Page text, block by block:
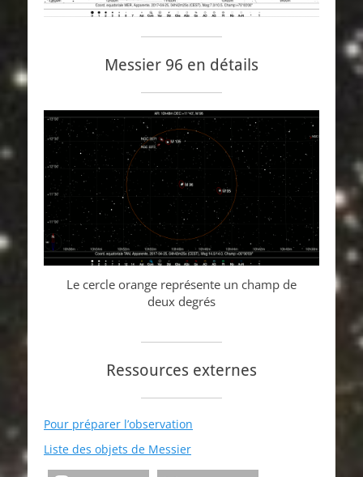
Messier 96 en détails
Le cercle orange représente un champ de
deux degrés
Ressources externes
Pour préparer l’observation
Liste des objets de Messier